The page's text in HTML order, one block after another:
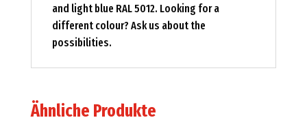
and light blue RAL 5012. Looking for a
different colour? Ask us about the
possibilities.
Ähnliche Produkte